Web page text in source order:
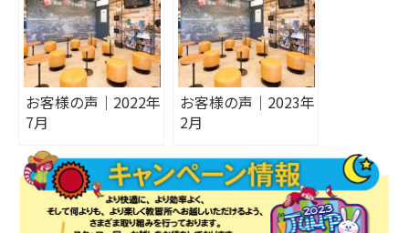
お客様の声｜2022年
7月
お客様の声｜2023年
2月